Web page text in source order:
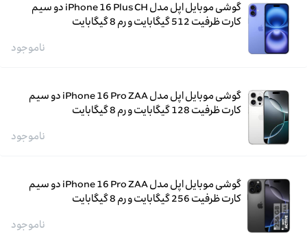
گوشی موبایل اپل مدل iPhone 16 Plus CH دو سیم
کارت ظرفیت 512 گیگابایت و رم 8 گیگابایت
ناموجود
گوشی موبایل اپل مدل iPhone 16 Pro ZAA دو سیم
کارت ظرفیت 128 گیگابایت و رم 8 گیگابایت
ناموجود
گوشی موبایل اپل مدل iPhone 16 Pro ZAA دو سیم
کارت ظرفیت 256 گیگابایت و رم 8 گیگابایت
ناموجود